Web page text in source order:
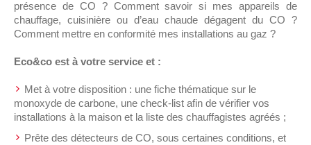
présence de CO ? Comment savoir si mes appareils de
chauffage, cuisinière ou d’eau chaude dégagent du CO ?
Comment mettre en conformité mes installations au gaz ?
Eco&co est à votre service et :
Met à votre disposition : une fiche thématique sur le
monoxyde de carbone, une check-list afin de vérifier vos
installations à la maison et la liste des chauffagistes agréés ;
Prête des détecteurs de CO, sous certaines conditions, et